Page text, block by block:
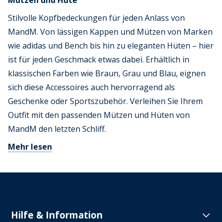
Stilvolle Kopfbedeckungen für jeden Anlass von
MandM. Von lässigen Kappen und Mützen von Marken
wie adidas und Bench bis hin zu eleganten Hüten – hier
ist für jeden Geschmack etwas dabei. Erhältlich in
klassischen Farben wie Braun, Grau und Blau, eignen
sich diese Accessoires auch hervorragend als
Geschenke oder Sportszubehör. Verleihen Sie Ihrem
Outfit mit den passenden Mützen und Hüten von
MandM den letzten Schliff.
Mehr lesen
Hilfe & Information